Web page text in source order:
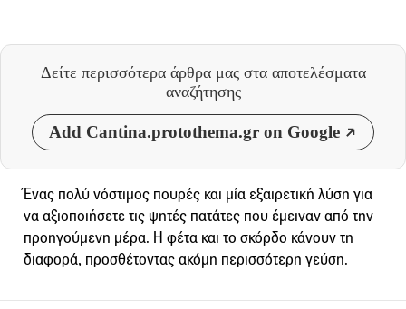
Δείτε περισσότερα άρθρα μας στα αποτελέσματα
αναζήτησης
Add Cantina.protothema.gr on Google
Ένας πολύ νόστιμος πουρές και μία εξαιρετική λύση για
να αξιοποιήσετε τις ψητές πατάτες που έμειναν από την
προηγούμενη μέρα. Η φέτα και το σκόρδο κάνουν τη
διαφορά, προσθέτοντας ακόμη περισσότερη γεύση.